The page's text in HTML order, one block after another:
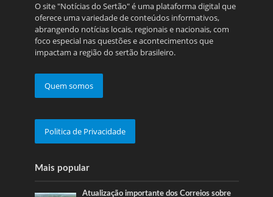
O site "Notícias do Sertão" é uma plataforma digital que
oferece uma variedade de conteúdos informativos,
abrangendo notícias locais, regionais e nacionais, com
foco especial nas questões e acontecimentos que
impactam a região do sertão brasileiro.
Quem somos
Politica de Privacidade
Mais popular
Atualização importante dos Correios sobre